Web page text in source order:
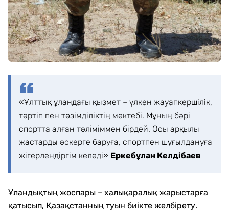
«Ұлттық ұландағы қызмет – үлкен жауапкершілік,
тәртіп пен төзімділіктің мектебі. Мұның бәрі
спортта алған тәліміммен бірдей. Осы арқылы
жастарды әскерге баруға, спортпен шұғылдануға
жігерлендіргім келеді» Еркебұлан Келдібаев
Ұландықтың жоспары – халықаралық жарыстарға
қатысып, Қазақстанның туын биікте желбірету.